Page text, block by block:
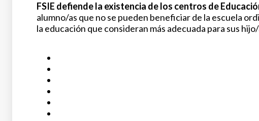
FSIE defiende la existencia de los centros de
alumno/as que no se pueden beneficiar de la escuela
la educación que consideran más adecuada para sus